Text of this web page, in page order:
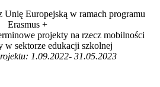
Unię Europejską w ramach programu
Erasmus +
projekty na rzecz mobilności
w sektorze edukacji szkolnej
1.09.2022- 31.05.2023